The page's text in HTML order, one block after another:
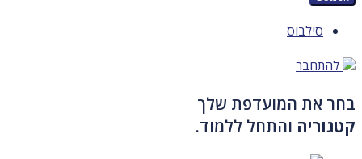
סילבוס
להתחבר
בחר את המועדפת שלך
קטגוריה והתחל ללמוד.